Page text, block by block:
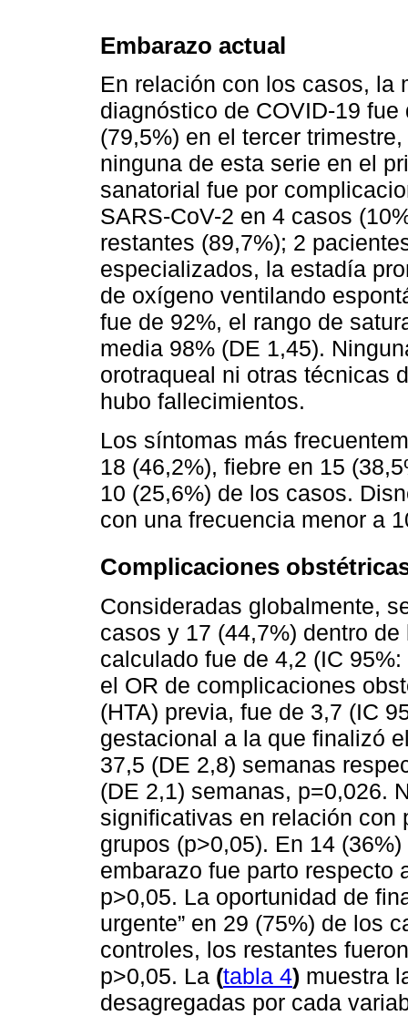
Embarazo actual
En relación con los casos, la
diagnóstico de COVID-19
(79,5%) en el tercer
ninguna de esta serie en el
sanatorial fue por
SARS-CoV-2 en 4 casos
restantes (89,7%); 2
especializados, la estadía
de oxígeno ventilando
fue de 92%, el rango de
media 98% (DE 1,45).
orotraqueal ni otras técnicas
hubo fallecimientos.
Los síntomas más
18 (46,2%), fiebre en 15
10 (25,6%) de los casos.
con una frecuencia menor a
Complicaciones
Consideradas globalmente,
casos y 17 (44,7%) dentro
calculado fue de 4,2 (IC
el OR de complicaciones
(HTA) previa, fue de 3,7 (IC
gestacional a la que finalizó
37,5 (DE 2,8) semanas
(DE 2,1) semanas, p=0,026.
significativas en relación con
grupos (p>0,05). En 14
embarazo fue parto respecto
p>0,05. La oportunidad de
urgente” en 29 (75%) de los
controles, los restantes
p>0,05. La (tabla 4) muestra
desagregadas por cada